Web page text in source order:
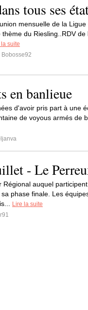
tous ses
mensuelle de la
du Riesling..RDV
la suite
Bobosse92
en banlieue
d'avoir pris part à une
de voyous armés de
- Le
Régional auquel
phase finale. Les
Lire la suite